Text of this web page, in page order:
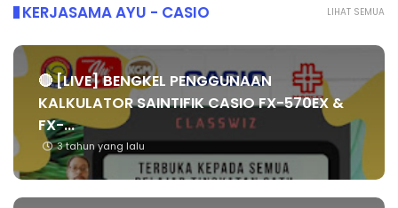
LIHAT SEMUA
KERJASAMA AYU - CASIO
🔴 [LIVE] BENGKEL PENGGUNAAN
KALKULATOR SAINTIFIK CASIO FX-570EX &
FX-...
3 tahun yang lalu